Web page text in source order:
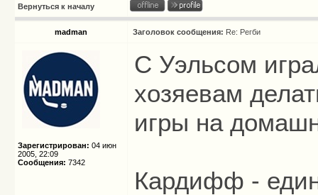
Вернуться к началу
madman Заголовок сообщения: Re: Регби
Зарегистрирован: 04 июн
2005, 22:09
Сообщения: 7342
C Уэльсом
хозяевам
игры на
Кардифф -